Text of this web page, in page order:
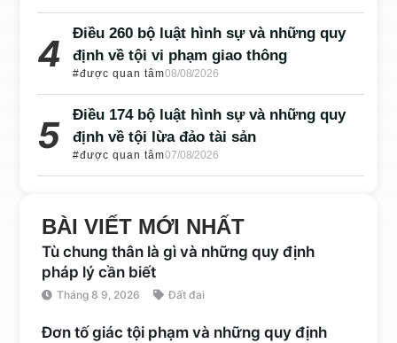
Điều 260 bộ luật hình sự và những quy
định về tội vi phạm giao thông
#được quan tâm08/08/2026
Điều 174 bộ luật hình sự và những quy
định về tội lừa đảo tài sản
#được quan tâm07/08/2026
BÀI VIẾT MỚI NHẤT
Tù chung thân là gì và những quy định
pháp lý cần biết
Tháng 8 9, 2026 Đất đai
Đơn tố giác tội phạm và những quy định